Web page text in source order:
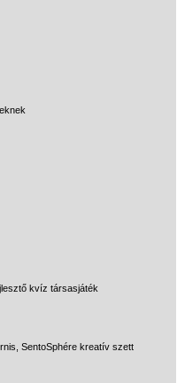
kvíz társasjáték
SentoSphére kreatív szett